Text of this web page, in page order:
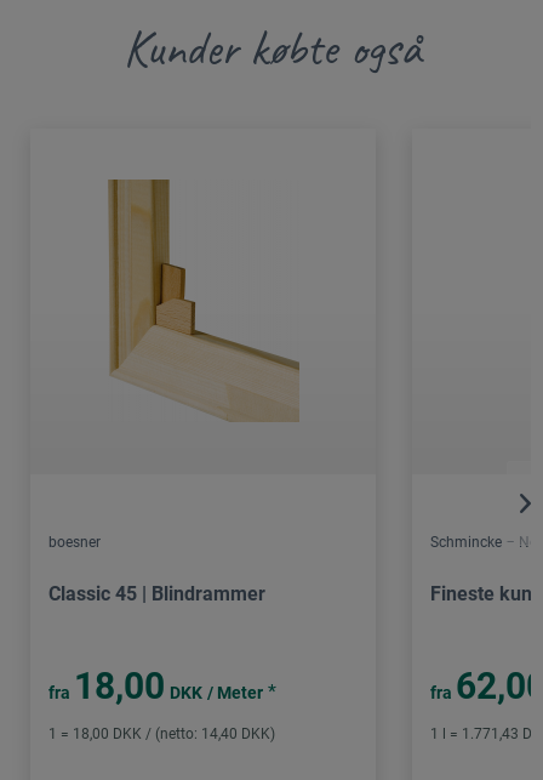
Kunder købte også
boesner
Classic 45 | Blindrammer
fra 18,00 DKK / Meter *
1 = 18,00 DKK / (netto: 14,40 DKK)
Schmincke –
Fineste
fra
1 l = 1.771,43